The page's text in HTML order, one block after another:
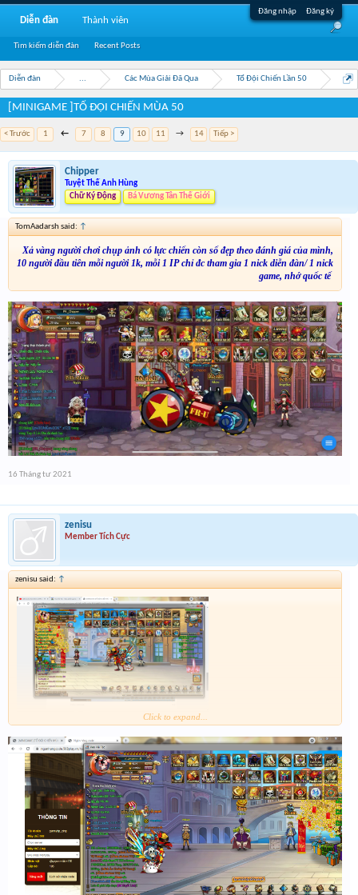
Đăng nhập Đăng ký
Diễn đàn ... Các Mùa Giải Đã Qua Tổ Đội Chiến Lần 50
[MINIGAME ]TỔ ĐỘI CHIẾN MÙA 50
< Trước 1 ← 7 8 9 10 11 → 14 Tiếp >
Chipper
Tuyệt Thế Anh Hùng
Chữ Ký Động
Bá Vương Tân Thế Giới
TomAadarsh said: ↑
Xả vàng người chơi chụp ảnh có lực chiến còn số đẹp theo đánh giá của mình,
10 người đầu tiên mỗi người 1k, mỗi 1 IP chỉ đc tham gia 1 nick diễn đàn/ 1 nick
game, nhớ quốc tế
16 Tháng tư 2021
zenisu
Member Tích Cực
zenisu said: ↑
Click to expand...
Diễn đàn
Tìm kiếm diễn đàn Recent Posts
Thành viên